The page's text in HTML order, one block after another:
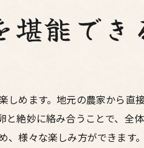
心地抜群梅田の鶏料理専門居酒
広々とした空間でリラックス
カウンター席で楽しむ一人親
座敷席でゆったりと味わう親
能でき
めます。地元の農家から直
絶妙に絡み合うことで、全
様々な楽しみ方ができま